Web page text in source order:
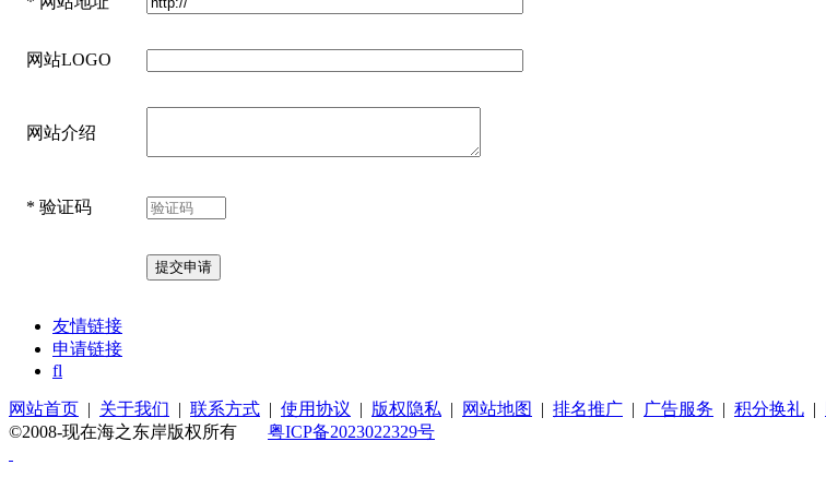
网站LOGO
网站介绍
* 验证码
友情链接
申请链接
fl
网站首页 | 关于我们 | 联系方式 | 使用协议 | 版权隐私 | 网站地图 | 排名推广 | 广告服务 | 积分换礼 |
©2008-现在海之东岸版权所有 粤ICP备2023022329号